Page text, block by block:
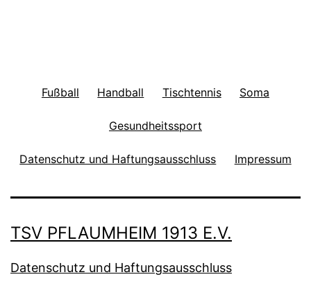
Fußball Handball Tischtennis Soma
Gesundheitssport
Datenschutz und Haftungsausschluss Impressum
TSV PFLAUMHEIM 1913 E.V.
Datenschutz und Haftungsausschluss